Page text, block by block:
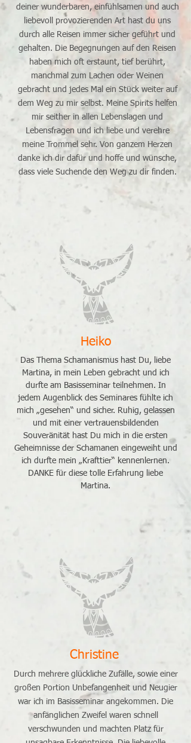
deiner wunderbaren, einfühlsamen und auch
liebevoll provozierenden Art hast du uns
durch alle Reisen immer sicher geführt und
gehalten. Die Begegnungen auf den Reisen
haben mich oft erstaunt, tief berührt,
manchmal zum Lachen oder Weinen
gebracht und jedes Mal ein Stück weiter auf
dem Weg zu mir selbst. Meine Spirits helfen
mir seither in allen Lebenslagen und
Lebensfragen und ich liebe und verehre
meine Trommel sehr. Von ganzem Herzen
danke ich dir dafür und hoffe und wünsche,
dass viele Suchende den Weg zu dir finden.
Heiko
Das Thema Schamanismus hast Du, liebe
Martina, in mein Leben gebracht und ich
durfte am Basisseminar teilnehmen. In
jedem Augenblick des Seminares fühlte ich
mich „gesehen“ und sicher. Ruhig, gelassen
und mit einer vertrauensbildenden
Souveränität hast Du mich in die ersten
Geheimnisse der Schamanen eingeweiht und
ich durfte mein „Krafttier“ kennenlernen.
DANKE für diese tolle Erfahrung liebe
Martina.
Christine
Durch mehrere glückliche Zufälle, sowie einer
großen Portion Unbefangenheit und Neugier
war ich im Basisseminar angekommen. Die
anfänglichen Zweifel waren schnell
verschwunden und machten Platz für